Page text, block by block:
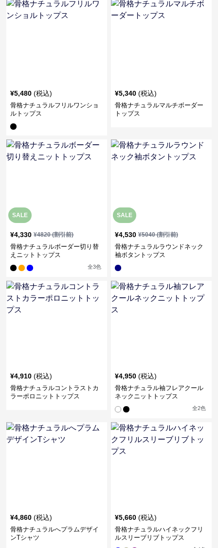
¥5,480 (税込)
骨格ナチュラルフリルワンショ
ルトップス
¥5,340 (税込)
骨格ナチュラルマルチボーダー
トップス
SALE
¥4,330 ¥4820(割引前)
骨格ナチュラルボーダー切り替
えニットトップス
全3色
SALE
¥4,530 ¥5040(割引前)
骨格ナチュラルラウンドネック
袖ボタントップス
¥4,910 (税込)
骨格ナチュラルコントラストカ
ラーポロニットトップス
¥4,950 (税込)
骨格ナチュラル袖フレアクール
ネックニットトップス
全2色
¥4,860 (税込)
骨格ナチュラルへプラムデザイ
ンTシャツ
¥5,660 (税込)
骨格ナチュラルハイネックフリ
ルスリーブリブトップス